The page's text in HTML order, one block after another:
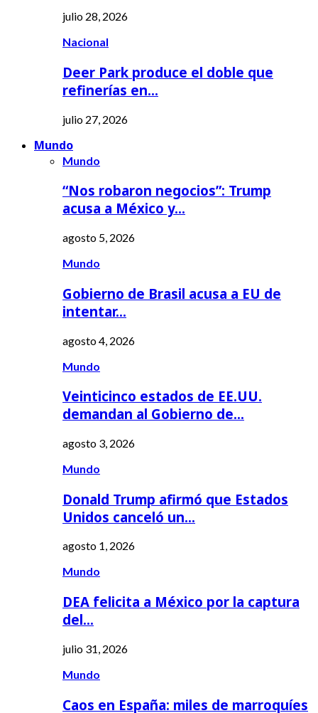
julio 28, 2026
Nacional
Deer Park produce el doble que
refinerías en…
julio 27, 2026
Mundo
Mundo
“Nos robaron negocios”: Trump
acusa a México y…
agosto 5, 2026
Mundo
Gobierno de Brasil acusa a EU de
intentar…
agosto 4, 2026
Mundo
Veinticinco estados de EE.UU.
demandan al Gobierno de…
agosto 3, 2026
Mundo
Donald Trump afirmó que Estados
Unidos canceló un…
agosto 1, 2026
Mundo
DEA felicita a México por la captura
del…
julio 31, 2026
Mundo
Caos en España: miles de marroquíes